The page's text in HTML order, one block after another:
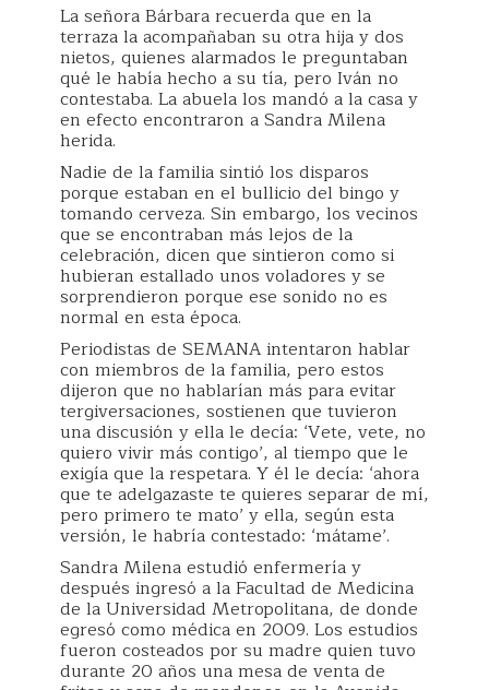
La señora Bárbara recuerda que en la
terraza la acompañaban su otra hija y dos
nietos, quienes alarmados le preguntaban
qué le había hecho a su tía, pero Iván no
contestaba. La abuela los mandó a la casa y
en efecto encontraron a Sandra Milena
herida.
Nadie de la familia sintió los disparos
porque estaban en el bullicio del bingo y
tomando cerveza. Sin embargo, los vecinos
que se encontraban más lejos de la
celebración, dicen que sintieron como si
hubieran estallado unos voladores y se
sorprendieron porque ese sonido no es
normal en esta época.
Periodistas de SEMANA intentaron hablar
con miembros de la familia, pero estos
dijeron que no hablarían más para evitar
tergiversaciones, sostienen que tuvieron
una discusión y ella le decía: ‘Vete, vete, no
quiero vivir más contigo’, al tiempo que le
exigía que la respetara. Y él le decía: ‘ahora
que te adelgazaste te quieres separar de mí,
pero primero te mato’ y ella, según esta
versión, le habría contestado: ‘mátame’.
Sandra Milena estudió enfermería y
después ingresó a la Facultad de Medicina
de la Universidad Metropolitana, de donde
egresó como médica en 2009. Los estudios
fueron costeados por su madre quien tuvo
durante 20 años una mesa de venta de